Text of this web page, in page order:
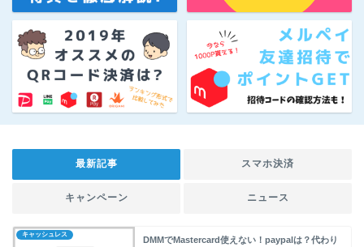
最新記事 スマホ決済
キャンペーン ニュース
キャッシュレス
DMMでMastercard使えない！paypalは？代わり